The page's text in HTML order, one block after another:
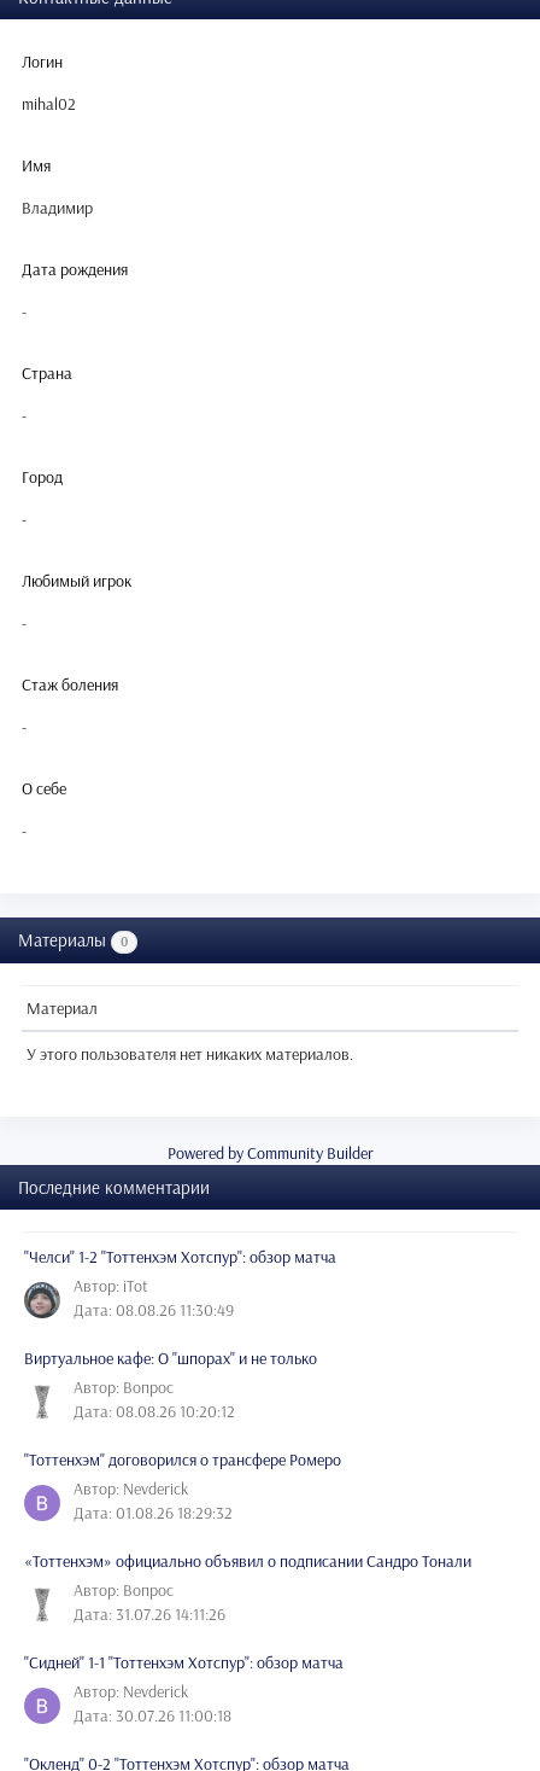
Логин
mihal02
Имя
Владимир
Дата рождения
-
Страна
-
Город
-
Любимый игрок
-
Стаж боления
-
О себе
-
Материалы 0
Материал
У этого пользователя нет никаких материалов.
Powered by Community Builder
Последние комментарии
"Челси" 1-2 "Тоттенхэм Хотспур": обзор матча
Автор: iTot
Дата: 08.08.26 11:30:49
Виртуальное кафе: О "шпорах" и не только
Автор: Вопрос
Дата: 08.08.26 10:20:12
"Тоттенхэм" договорился о трансфере Ромеро
Автор: Nevderick
Дата: 01.08.26 18:29:32
«Тоттенхэм» официально объявил о подписании Сандро Тонали
Автор: Вопрос
Дата: 31.07.26 14:11:26
"Сидней" 1-1 "Тоттенхэм Хотспур": обзор матча
Автор: Nevderick
Дата: 30.07.26 11:00:18
"Окленд" 0-2 "Тоттенхэм Хотспур": обзор матча